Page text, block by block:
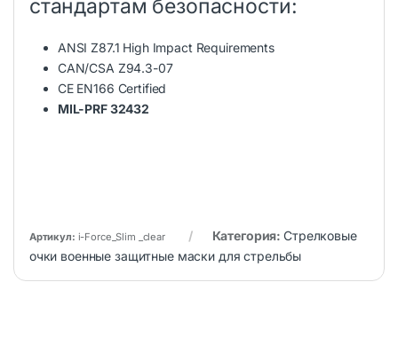
стандартам безопасности:
ANSI Z87.1 High Impact Requirements
CAN/CSA Z94.3-07
CE EN166 Certified
MIL-PRF 32432
Артикул: i-Force_Slim _clear Категория:Стрелковые
очки военные защитные маски для стрельбы